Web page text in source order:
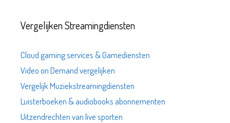
Vergelijken Streamingdiensten
Cloud gaming services & Gamediensten
Video on Demand vergelijken
Vergelijk Muziekstreamingdiensten
Luisterboeken & audiobooks abonnementen
Uitzendrechten van live sporten